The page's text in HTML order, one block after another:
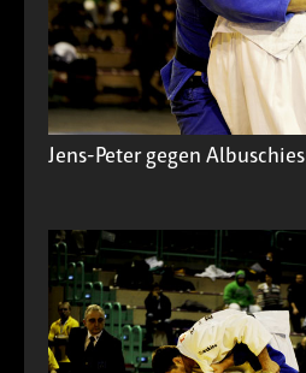
Jens-Peter gegen Albuschies